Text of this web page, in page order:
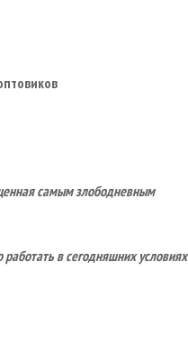
самым злободневным
в сегодняшних условиях